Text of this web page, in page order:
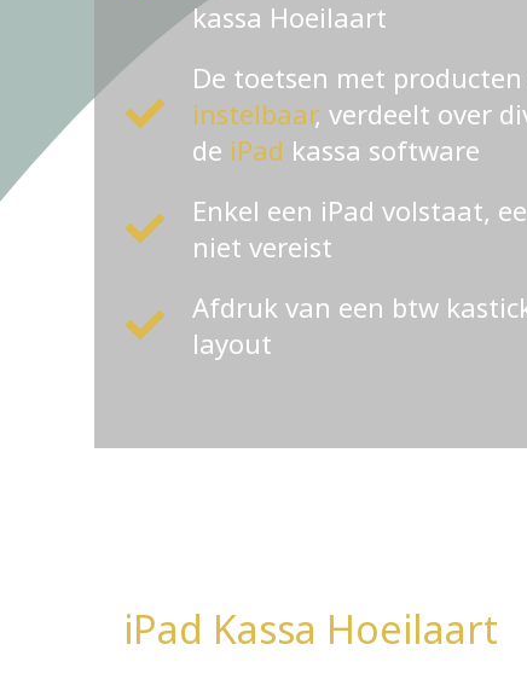
kassa Hoeilaart
De toetsen met
instelbaar, verdeelt over
de iPad kassa software
Enkel een iPad volstaat,
niet vereist
Afdruk van een btw
layout
iPad Kassa Hoeilaart